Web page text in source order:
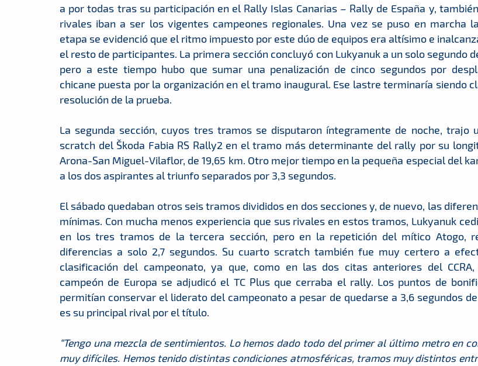
a por todas tras su participación en el Rally Islas Canarias – Rally de España y,
rivales iban a ser los vigentes campeones regionales. Una vez se puso en marcha
etapa se evidenció que el ritmo impuesto por este dúo de equipos era altísimo e
el resto de participantes. La primera sección concluyó con Lukyanuk a un solo segundo
pero a este tiempo hubo que sumar una penalización de cinco segundos por
chicane puesta por la organización en el tramo inaugural. Ese lastre terminaría siendo
resolución de la prueba.
La segunda sección, cuyos tres tramos se disputaron íntegramente de noche, trajo
scratch del Škoda Fabia RS Rally2 en el tramo más determinante del rally por su
Arona-San Miguel-Vilaflor, de 19,65 km. Otro mejor tiempo en la pequeña especial del
a los dos aspirantes al triunfo separados por 3,3 segundos.
El sábado quedaban otros seis tramos divididos en dos secciones y, de nuevo, las
mínimas. Con mucha menos experiencia que sus rivales en estos tramos, Lukyanuk
en los tres tramos de la tercera sección, pero en la repetición del mítico Atogo,
diferencias a solo 2,7 segundos. Su cuarto scratch también fue muy certero a
clasificación del campeonato, ya que, como en las dos citas anteriores del
campeón de Europa se adjudicó el TC Plus que cerraba el rally. Los puntos de
permitían conservar el liderato del campeonato a pesar de quedarse a 3,6 segundos
es su principal rival por el título.
“Tengo una mezcla de sentimientos. Lo hemos dado todo del primer al último metro en
muy difíciles. Hemos tenido distintas condiciones atmosféricas, tramos muy distintos